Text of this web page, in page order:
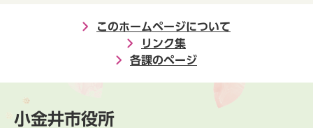
このホームページについて
リンク集
各課のページ
小金井市役所